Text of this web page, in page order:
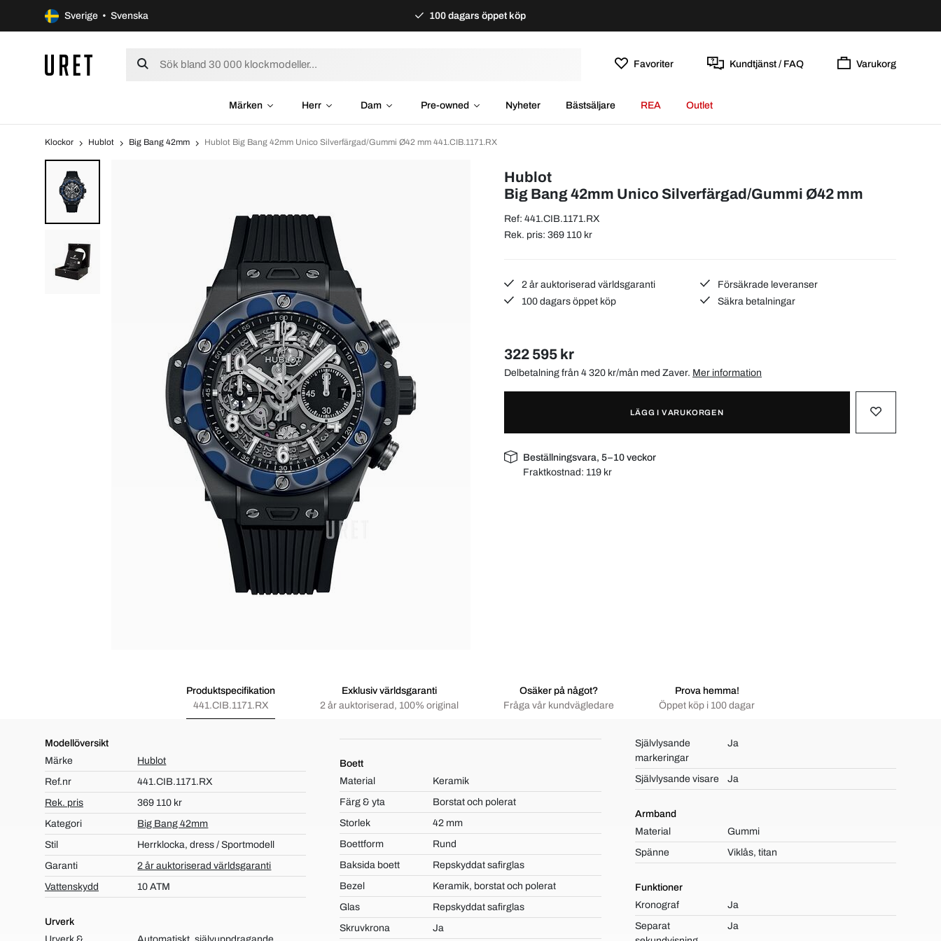
Sverige • Svenska 100 dagars öppet köp
Favoriter Kundtjänst / FAQ Varukorg
Märken Herr Dam Pre-owned Nyheter Bästsäljare REA Outlet
Klockor Hublot Big Bang 42mm Hublot Big Bang 42mm Unico Silverfärgad/Gummi Ø42 mm 441.CIB.1171.RX
Hublot
Big Bang 42mm Unico Silverfärgad/Gummi Ø42 mm
Ref: 441.CIB.1171.RX
Rek. pris: 369 110 kr
2 år auktoriserad världsgaranti
Försäkrade leveranser
100 dagars öppet köp
Säkra betalningar
322 595 kr
Delbetalning från 4 320 kr/mån med Zaver. Mer information
LÄGG I VARUKORGEN
Beställningsvara, 5–10 veckor
Fraktkostnad: 119 kr
Produktspecifikation
441.CIB.1171.RX
Exklusiv världsgaranti
2 år auktoriserad, 100% original
Osäker på något?
Fråga vår kundvägledare
Prova hemma!
Öppet köp i 100 dagar
Modellöversikt
Märke
Hublot
Ref.nr
441.CIB.1171.RX
Rek. pris
369 110 kr
Kategori
Big Bang 42mm
Stil
Herrklocka, dress / Sportmodell
Garanti
2 år auktoriserad världsgaranti
Vattenskydd
10 ATM
Urverk
Boett
Material
Keramik
Färg & yta
Borstat och polerat
Storlek
42 mm
Boettform
Rund
Baksida boett
Repskyddat safirglas
Bezel
Keramik, borstat och polerat
Glas
Repskyddat safirglas
Skruvkrona
Ja
Självlysande
markeringar
Ja
Självlysande visare Ja
Armband
Material
Gummi
Spänne
Viklås, titan
Funktioner
Kronograf
Ja
Separat
Ja